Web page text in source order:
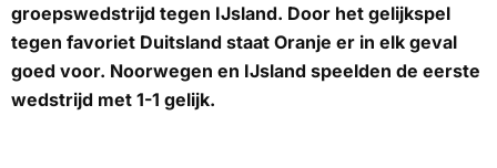
groepswedstrijd tegen IJsland. Door het gelijkspel
tegen favoriet Duitsland staat Oranje er in elk geval
goed voor. Noorwegen en IJsland speelden de eerste
wedstrijd met 1-1 gelijk.